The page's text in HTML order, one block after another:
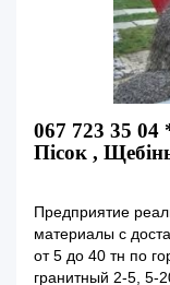
067 723 35
Пісок ,
Предприятие
материалы с
от 5 до 40 тн по
гранитный 2-5, 5-